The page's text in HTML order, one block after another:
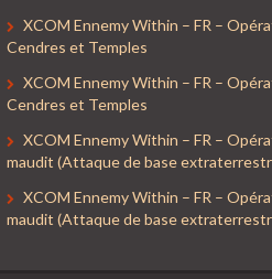
XCOM Ennemy Within – FR –
Cendres et Temples
XCOM Ennemy Within – FR –
Cendres et Temples
XCOM Ennemy Within – FR –
maudit (Attaque de base
XCOM Ennemy Within – FR –
maudit (Attaque de base